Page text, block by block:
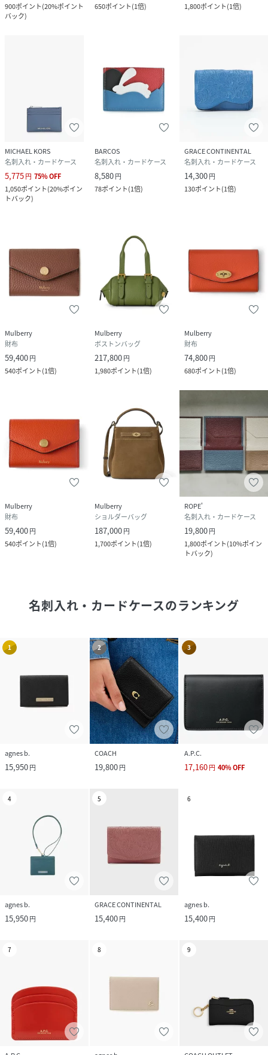
900ポイント(20%ポイント
バック)
650ポイント(1倍)
1,800ポイント(1倍)
MICHAEL KORS
名刺入れ・カードケース
5,775円 75%OFF
1,050ポイント(20%ポイン
トバック)
BARCOS
名刺入れ・カードケース
8,580円
78ポイント(1倍)
GRACE CONTINENTAL
名刺入れ・カードケース
14,300円
130ポイント(1倍)
Mulberry
財布
59,400円
540ポイント(1倍)
Mulberry
ボストンバッグ
217,800円
1,980ポイント(1倍)
Mulberry
財布
74,800円
680ポイント(1倍)
Mulberry
財布
59,400円
540ポイント(1倍)
Mulberry
ショルダーバッグ
187,000円
1,700ポイント(1倍)
ROPE'
名刺入れ・カードケース
19,800円
1,800ポイント(10%ポイン
トバック)
名刺入れ・カードケースのランキング
1
agnes b.
15,950円
2
COACH
19,800円
3
A.P.C.
17,160円 40%OFF
4
agnes b.
15,950円
5
GRACE CONTINENTAL
15,400円
6
agnes b.
15,400円
7 8 9